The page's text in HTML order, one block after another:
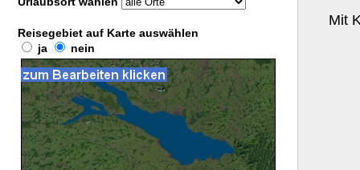
Reisegebiet auf Karte auswählen
ja
nein
Mit